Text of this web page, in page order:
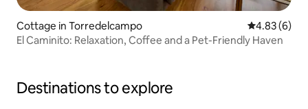
Cottage in Torredelcampo 4.83 out of
4.83 (6)
El Caminito: Relaxation, Coffee and a Pet-Friendly Haven
Destinations to explore